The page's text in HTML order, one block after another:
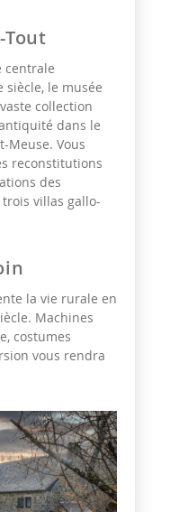
centrale
siècle, le musée
collection
dans le
Meuse. Vous
reconstitutions
des
villas gallo-
la vie rurale en
Machines
costumes
vous rendra